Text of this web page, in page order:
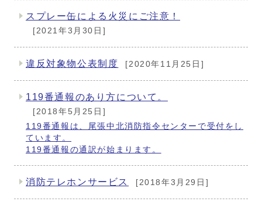
スプレー缶による火災にご注意！
[2021年3月30日]
違反対象物公表制度 [2020年11月25日]
119番通報のあり方について。
[2018年5月25日]
119番通報は、尾張中北消防指令センターで受付をし
ています。
119番通報の通訳が始まります。
消防テレホンサービス [2018年3月29日]